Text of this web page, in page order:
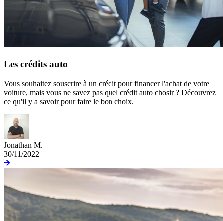
Les crédits auto
Vous souhaitez souscrire à un crédit pour financer l'achat de votre
voiture, mais vous ne savez pas quel crédit auto chosir ? Découvrez
ce qu'il y a savoir pour faire le bon choix.
Jonathan M.
30/11/2022